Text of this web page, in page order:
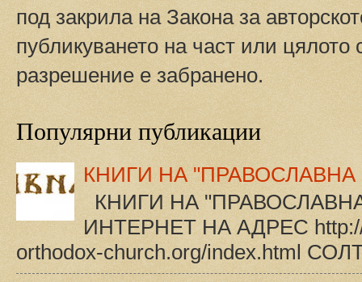
под закрила на Закона за
публикуването на част или
разрешение е забранено.
Популярни публикации
КНИГИ НА "ПРАВОСЛАВНА
КНИГИ НА
ИНТЕРНЕТ НА АДРЕС http://
orthodox-church.org/index.html